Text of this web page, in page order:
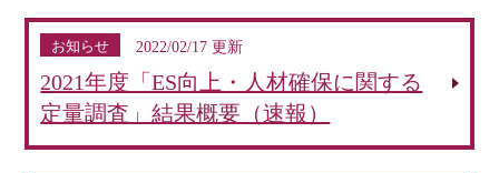
お知らせ 2022/02/17 更新
2021年度「ES向上・人材確保に関する
定量調査」結果概要（速報）